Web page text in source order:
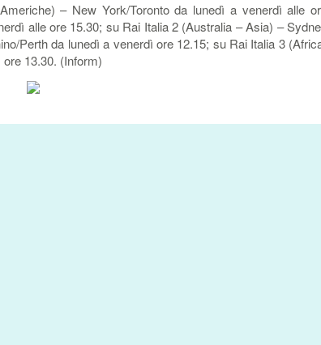
– New York/Toronto da lunedì a venerdì alle
alle ore 15.30; su Rai Italia 2 (Australia – Asia) –
Perth da lunedì a venerdì ore 12.15; su Rai Italia 3
13.30. (Inform)